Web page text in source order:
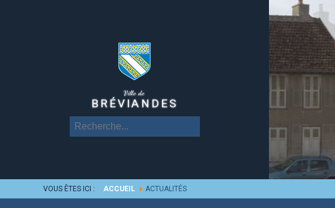
Ville de
BRÉVIANDES
VOUS ÊTES ICI : ACCUEIL ACTUALITÉS